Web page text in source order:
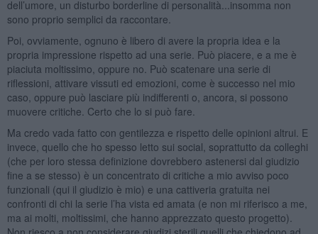
dell’umore, un disturbo borderline di personalità...insomma non
sono proprio semplici da raccontare.
Poi, ovviamente, ognuno è libero di avere la propria idea e la
propria impressione rispetto ad una serie. Può piacere, e a me è
piaciuta moltissimo, oppure no. Può scatenare una serie di
riflessioni, attivare vissuti ed emozioni, come è successo nel mio
caso, oppure può lasciare più indifferenti o, ancora, si possono
muovere critiche. Certo che lo si può fare.
Ma credo vada fatto con gentilezza e rispetto delle opinioni altrui. E
invece, quello che ho spesso letto sui social, soprattutto da colleghi
(che per loro stessa definizione dovrebbero astenersi dal giudizio
fine a se stesso) è un concentrato di critiche a mio avviso poco
funzionali (qui il giudizio è mio) e una cattiveria gratuita nei
confronti di chi la serie l’ha vista ed amata (e non mi riferisco a me,
ma ai molti, moltissimi, che hanno apprezzato questo progetto).